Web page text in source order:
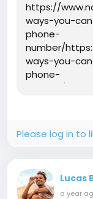
https://
ways-you-
phone-
number/
ways-you-
phone-
number/
ways-you-
number/
Please log in to
Lucas
a year